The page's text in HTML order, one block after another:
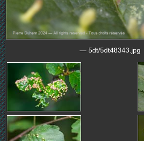
— 5dt/5dt48343.jpg